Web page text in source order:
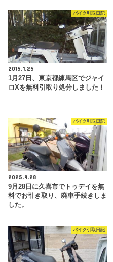
バイク引取日記
2015.1.25
1月27日、東京都練馬区でジャイ
ロXを無料引取り処分しました！
バイク引取日記
2025.9.28
9月28日に久喜市でトゥデイを無
料でお引き取り、廃車手続きしま
した。
バイク引取日記